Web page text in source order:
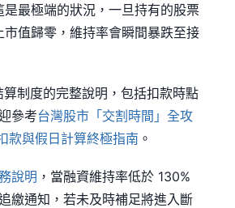
是最極端的狀況，一旦持有的股票
市值歸零，維持率會瞬間暴跌至接
制度的完整說明，包括扣款時點
參考台灣股市「交割時間」全攻
款與假日計算終極指南 。
說明 ，當融資維持率低於 130%
繳通知，若未及時補足將進入斷